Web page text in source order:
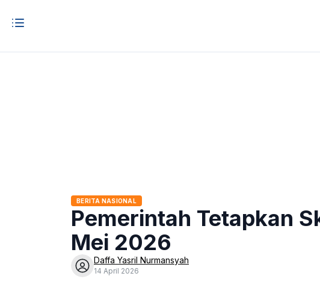
BERITA NASIONAL
Pemerintah Tetapkan
Mei 2026
Daffa Yasril Nurmansyah
14 April 2026